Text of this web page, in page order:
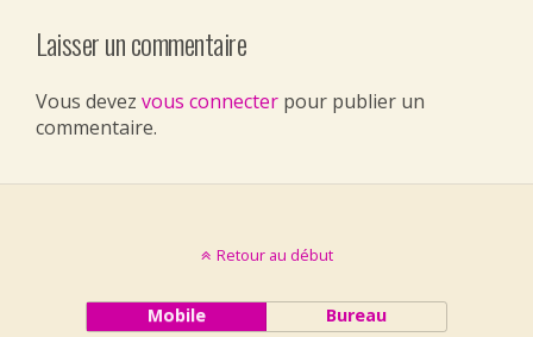
Laisser un commentaire
Vous devez vous connecter pour publier un
commentaire.
Retour au début
Mobile Bureau